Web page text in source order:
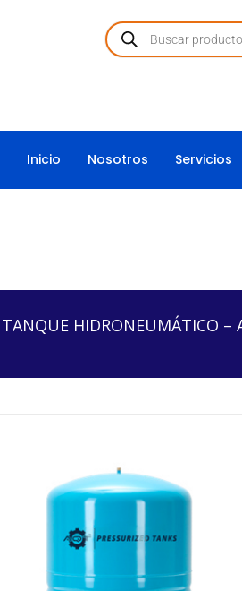
Inicio Nosotros Servicios
TANQUE HIDRONEUMÁTICO –